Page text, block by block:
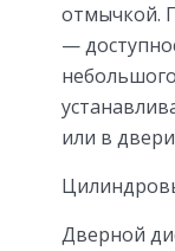
отмычкой.
—
или в
Дверной